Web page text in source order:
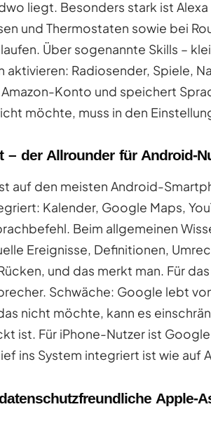
liegt. Besonders stark ist
und Thermostaten sowie bei
Über sogenannte Skills –
aktivieren: Radiosender, Spiele,
Konto und speichert
möchte, muss in den
– der Allrounder für Android-
auf den meisten Android-
Kalender, Google Maps,
Beim allgemeinen
Ereignisse, Definitionen,
und das merkt man. Für
Schwäche: Google lebt
nicht möchte, kann es
ist. Für iPhone-Nutzer ist
ins System integriert ist wie auf
Apple-